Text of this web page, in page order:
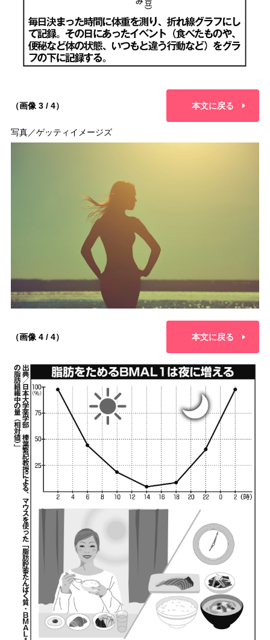
（画像 3 / 4） 本文に戻る
写真／ゲッティイメージズ
（画像 4 / 4） 本文に戻る